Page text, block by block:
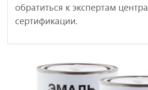
обратиться к экспертам центра
сертификации.